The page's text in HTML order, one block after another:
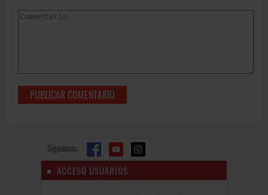
Síguenos:
ACCESO USUARIOS